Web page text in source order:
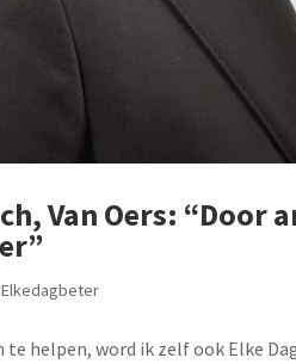
Van Oers:
Elkedagbeter
te helpen, word ik zelf ook Elke